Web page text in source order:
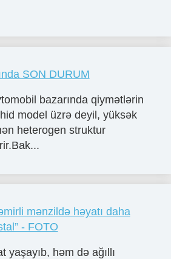
SON DURUM
bazarında qiymətlərin
model üzrə deyil, yüksək
heterogen struktur
mənzildə həyatı daha
- FOTO
yaşayıb, həm də ağıllı